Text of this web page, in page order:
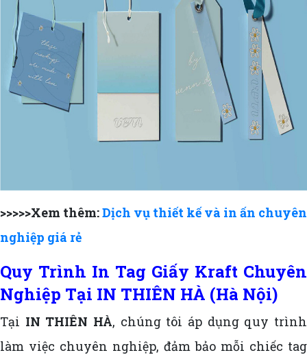
>>>>>Xem thêm:Dịch vụ thiết kế và in ấn chuyên
nghiệp giá rẻ
Quy Trình In Tag Giấy Kraft Chuyên
Nghiệp Tại IN THIÊN HÀ (Hà Nội)
Tại IN THIÊN HÀ, chúng tôi áp dụng quy trình
làm việc chuyên nghiệp, đảm bảo mỗi chiếc tag